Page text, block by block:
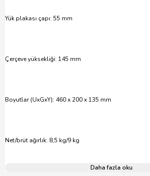
Yük plakası çapı: 55 mm
Çerçeve yüksekliği: 145 mm
Boyutlar (UxGxY): 460 x 200 x 135 mm
Net/brüt ağırlık: 8,5 kg/9 kg
Daha fazla oku